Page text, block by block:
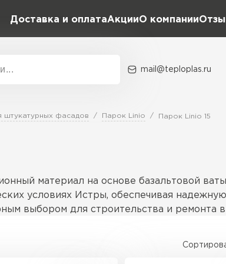
Доставка и оплатаАкцииО компании
mail@teploplas.ru
штукатурных фасадов Парок Linio Парок Linio 15
материал на основе базальтовой
условиях Истры, обеспечивая
выбором для строительства и ремонта
базальта, которая обеспечивает